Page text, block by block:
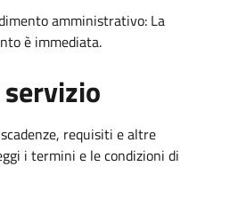
amministrativo: La
è immediata.
requisiti e altre
i termini e le condizioni di